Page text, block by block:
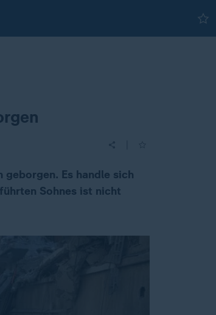
geborgen. Es handle sich
Sohnes ist nicht